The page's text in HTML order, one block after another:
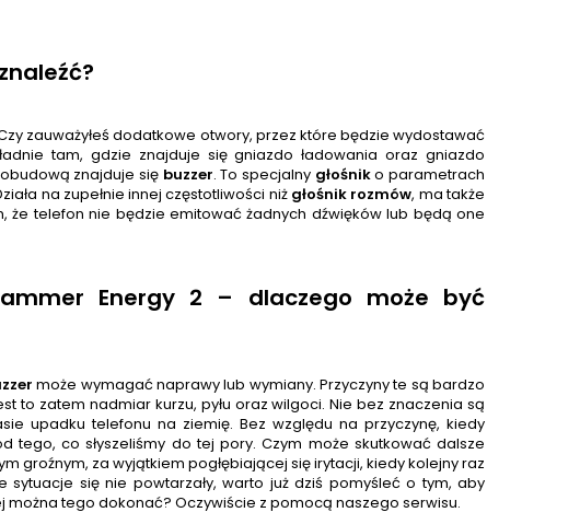
zauważyłeś dodatkowe otwory, przez które będzie wydostawać
tam, gdzie znajduje się gniazdo ładowania oraz gniazdo
znajduje się buzzer. To specjalny głośniko parametrach
na zupełnie innej częstotliwości niż głośnik rozmów, ma także
że telefon nie będzie emitować żadnych dźwięków lub będą one
Energy 2 – dlaczego może być
może wymagać naprawy lub wymiany. Przyczyny te są bardzo
to zatem nadmiar kurzu, pyłu oraz wilgoci. Nie bez znaczenia są
upadku telefonu na ziemię. Bez względu na przyczynę, kiedy
tego, co słyszeliśmy do tej pory. Czym może skutkować dalsze
groźnym, za wyjątkiem pogłębiającej się irytacji, kiedy kolejny raz
się nie powtarzały, warto już dziś pomyśleć o tym, aby
można tego dokonać? Oczywiście z pomocą naszego serwisu.